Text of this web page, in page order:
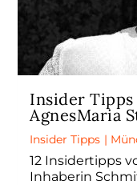
Insider
AgnesMaria
Insider Tipps |
12 Insidertipps
Inhaberin